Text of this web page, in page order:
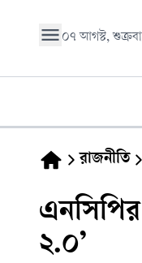
০৭ আগস্ট,
রাজনীতি
এনসিপির
২.০’